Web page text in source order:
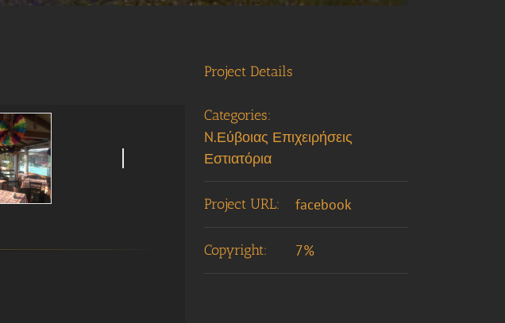
Project Details
Categories:
N.Εύβοιας Επιχειρήσεις
Εστιατόρια
Project URL: facebook
Copyright: 7%